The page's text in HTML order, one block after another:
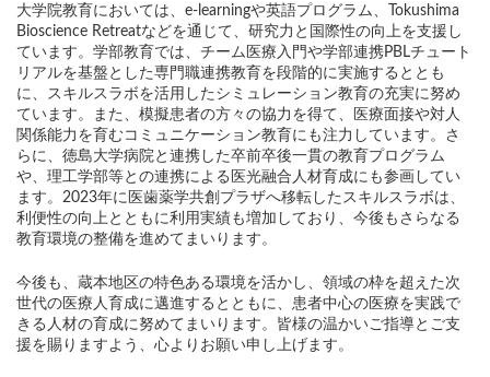
大学院教育においては、e-learningや英語プログラム、Tokushima
Bioscience Retreatなどを通じて、研究力と国際性の向上を支援し
ています。学部教育では、チーム医療入門や学部連携PBLチュート
リアルを基盤とした専門職連携教育を段階的に実施するととも
に、スキルスラボを活用したシミュレーション教育の充実に努め
ています。また、模擬患者の方々の協力を得て、医療面接や対人
関係能力を育むコミュニケーション教育にも注力しています。さ
らに、徳島大学病院と連携した卒前卒後一貫の教育プログラム
や、理工学部等との連携による医光融合人材育成にも参画してい
ます。2023年に医歯薬学共創プラザへ移転したスキルスラボは、
利便性の向上とともに利用実績も増加しており、今後もさらなる
教育環境の整備を進めてまいります。
今後も、蔵本地区の特色ある環境を活かし、領域の枠を超えた次
世代の医療人育成に邁進するとともに、患者中心の医療を実践で
きる人材の育成に努めてまいります。皆様の温かいご指導とご支
援を賜りますよう、心よりお願い申し上げます。